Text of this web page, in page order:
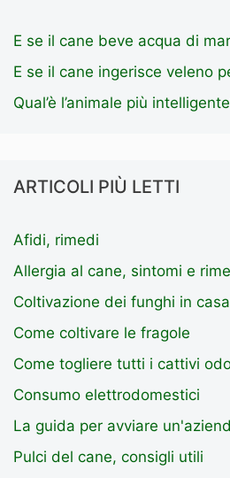
E se il cane beve acqua di
E se il cane ingerisce veleno
Qual’è l’animale più
ARTICOLI PIÙ LETTI
Afidi, rimedi
Allergia al cane, sintomi e
Coltivazione dei funghi in
Come coltivare le fragole
Come togliere tutti i cattivi
Consumo elettrodomestici
La guida per avviare
Pulci del cane, consigli utili